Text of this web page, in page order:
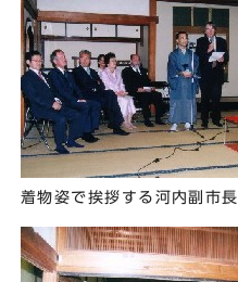
着物姿で挨拶する河内副市長